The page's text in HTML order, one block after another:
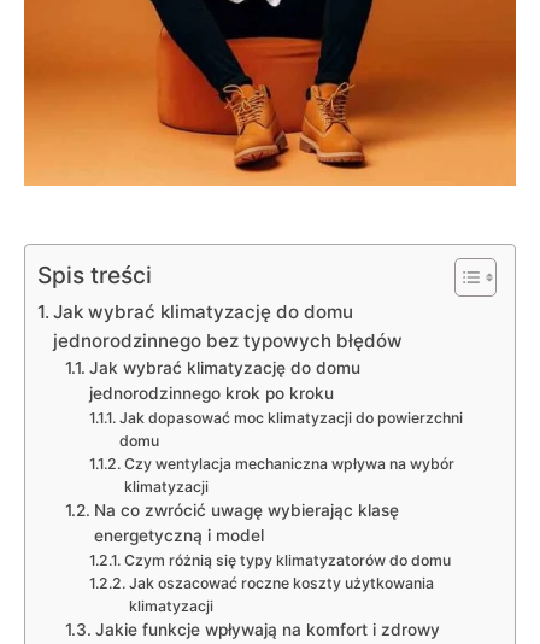
Spis treści
Jak wybrać klimatyzację do domu
jednorodzinnego bez typowych błędów
Jak wybrać klimatyzację do domu
jednorodzinnego krok po kroku
Jak dopasować moc klimatyzacji do powierzchni
domu
Czy wentylacja mechaniczna wpływa na wybór
klimatyzacji
Na co zwrócić uwagę wybierając klasę
energetyczną i model
Czym różnią się typy klimatyzatorów do domu
Jak oszacować roczne koszty użytkowania
klimatyzacji
Jakie funkcje wpływają na komfort i zdrowy